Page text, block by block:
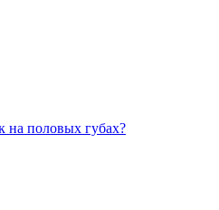
на половых губах?